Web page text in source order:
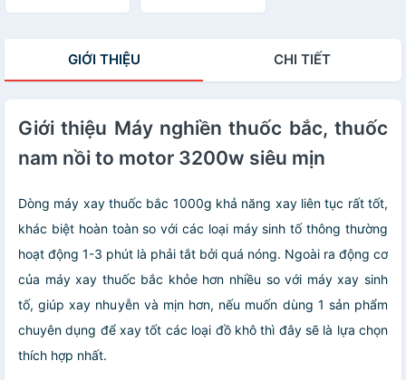
cao cấp VSQ-S5,
5 lưỡi - Hàng
suất 500W -
GIỚI THIỆU CHI TIẾT
Giới thiệu Máy nghiền thuốc bắc, thuốc
nam nồi to motor 3200w siêu mịn
Dòng máy xay thuốc bắc 1000g khả năng xay liên tục rất tốt,
khác biệt hoàn toàn so với các loại máy sinh tố thông thường
hoạt động 1-3 phút là phải tắt bởi quá nóng. Ngoài ra động cơ
của máy xay thuốc bắc khỏe hơn nhiều so với máy xay sinh
tố, giúp xay nhuyễn và mịn hơn, nếu muốn dùng 1 sản phẩm
chuyên dụng để xay tốt các loại đồ khô thì đây sẽ là lựa chọn
thích hợp nhất.